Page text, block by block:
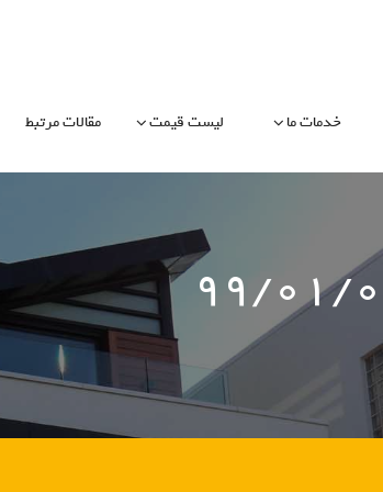
خدمات ما لیست قیمت مقالات مرتبط